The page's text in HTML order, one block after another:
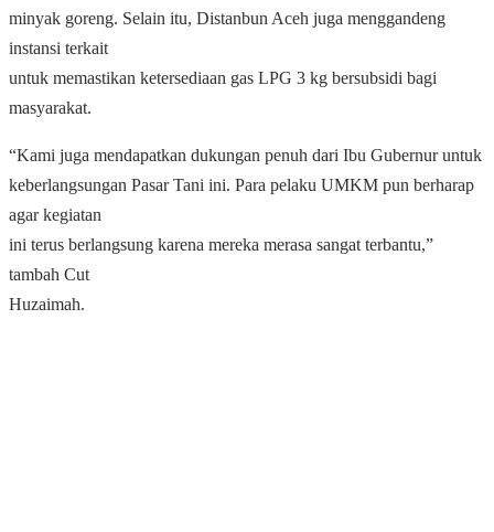
minyak goreng. Selain itu, Distanbun Aceh juga menggandeng
instansi terkait
untuk memastikan ketersediaan gas LPG 3 kg bersubsidi bagi
masyarakat.
“Kami juga mendapatkan dukungan penuh dari Ibu Gubernur untuk
keberlangsungan Pasar Tani ini. Para pelaku UMKM pun berharap
agar kegiatan
ini terus berlangsung karena mereka merasa sangat terbantu,”
tambah Cut
Huzaimah.